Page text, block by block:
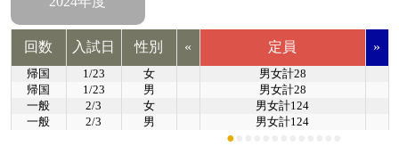
回数 入試日 性別 « 定員 »
帰国 1/23 女
男女計28
帰国
1/23 男
男女計28
一般
2/3 女
男女計124
一般
2/3 男 男女計124
●